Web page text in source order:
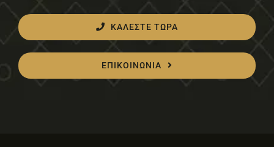
ΚΑΛΕΣΤΕ ΤΩΡΑ
ΕΠΙΚΟΙΝΩΝΙΑ